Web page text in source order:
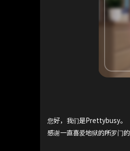
您好，我们是Prettybusy。
感谢一直喜爱地狱的所罗门的